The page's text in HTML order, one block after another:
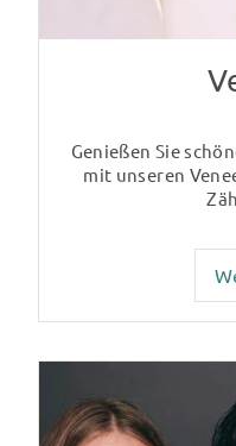
Genießen Sie
mit unseren